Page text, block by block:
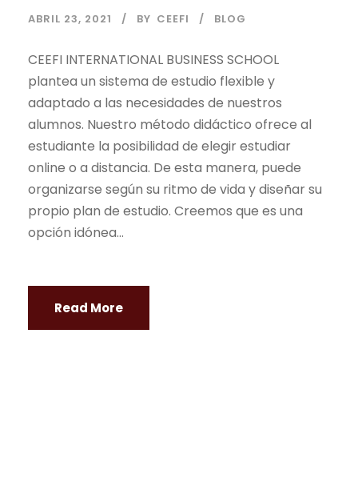
ABRIL 23, 2021 BY CEEFI BLOG
CEEFI INTERNATIONAL BUSINESS SCHOOL
plantea un sistema de estudio flexible y
adaptado a las necesidades de nuestros
alumnos. Nuestro método didáctico ofrece al
estudiante la posibilidad de elegir estudiar
online o a distancia. De esta manera, puede
organizarse según su ritmo de vida y diseñar su
propio plan de estudio. Creemos que es una
opción idónea...
Read More